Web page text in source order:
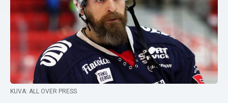
KUVA: ALL OVER PRESS